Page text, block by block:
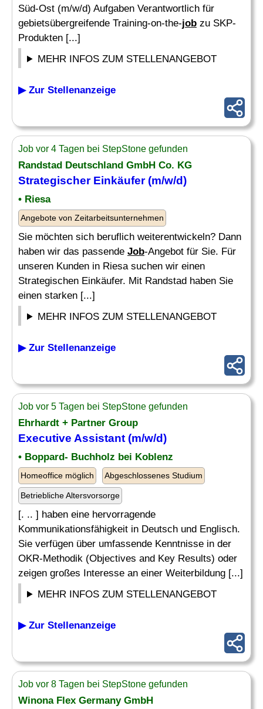
Süd-Ost (m/w/d) Aufgaben Verantwortlich für
gebietsübergreifende Training-on-the-job zu SKP-
Produkten [...]
MEHR INFOS ZUM STELLENANGEBOT
▶ Zur Stellenanzeige
Job vor 4 Tagen bei StepStone gefunden
Randstad Deutschland GmbH Co. KG
Strategischer Einkäufer (m/w/d)
• Riesa
Angebote von Zeitarbeitsunternehmen
Sie möchten sich beruflich weiterentwickeln? Dann
haben wir das passende Job-Angebot für Sie. Für
unseren Kunden in Riesa suchen wir einen
Strategischen Einkäufer. Mit Randstad haben Sie
einen starken [...]
MEHR INFOS ZUM STELLENANGEBOT
▶ Zur Stellenanzeige
Job vor 5 Tagen bei StepStone gefunden
Ehrhardt + Partner Group
Executive Assistant (m/w/d)
• Boppard- Buchholz bei Koblenz
Homeoffice möglich Abgeschlossenes Studium
Betriebliche Altersvorsorge
[. .. ] haben eine hervorragende
Kommunikationsfähigkeit in Deutsch und Englisch.
Sie verfügen über umfassende Kenntnisse in der
OKR-Methodik (Objectives and Key Results) oder
zeigen großes Interesse an einer Weiterbildung [...]
MEHR INFOS ZUM STELLENANGEBOT
▶ Zur Stellenanzeige
Job vor 8 Tagen bei StepStone gefunden
Winona Flex Germany GmbH